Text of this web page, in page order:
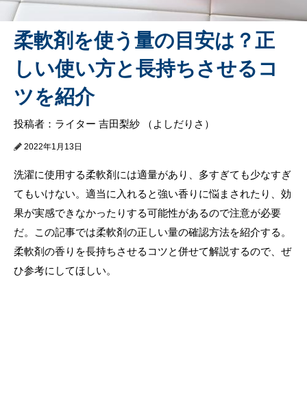
柔軟剤を使う量の目安は？正
しい使い方と長持ちさせるコ
ツを紹介
投稿者：ライター 吉田梨紗 （よしだりさ）
2022年1月13日
洗濯に使用する柔軟剤には適量があり、多すぎても少なすぎ
てもいけない。適当に入れると強い香りに悩まされたり、効
果が実感できなかったりする可能性があるので注意が必要
だ。この記事では柔軟剤の正しい量の確認方法を紹介する。
柔軟剤の香りを長持ちさせるコツと併せて解説するので、ぜ
ひ参考にしてほしい。